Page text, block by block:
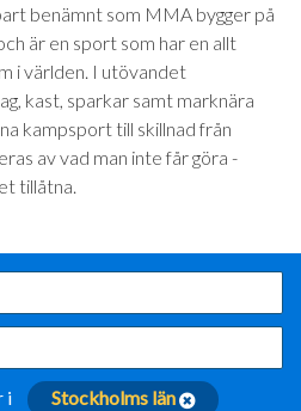
benämnt som MMA bygger på
är en sport som har en allt
i världen. I utövandet
kast, sparkar samt marknära
kampsport till skillnad från
av vad man inte får göra -
tillåtna.
i Stockholms län